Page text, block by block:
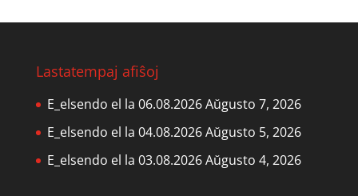
Lastatempaj afiŝoj
E_elsendo el la 06.08.2026Aŭgusto 7, 2026
E_elsendo el la 04.08.2026Aŭgusto 5, 2026
E_elsendo el la 03.08.2026Aŭgusto 4, 2026